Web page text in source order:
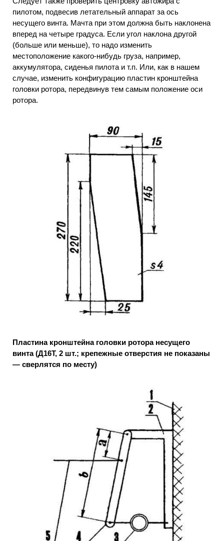
пилотом, подвесив летательный аппарат за ось
несущего винта. Мачта при этом должна быть наклонена
вперед на четыре градуса. Если угол наклона другой
(больше или меньше), то надо изменить
местоположение какого-нибудь груза, например,
аккумулятора, сиденья пилота и т.п. Или, как в нашем
случае, изменить конфигурацию пластин кронштейна
головки ротора, передвинув тем самым положение оси
ротора.
Пластина кронштейна головки ротора несущего
винта (Д16Т, 2 шт.; крепежные отверстия не показаны
— сверлятся по месту)